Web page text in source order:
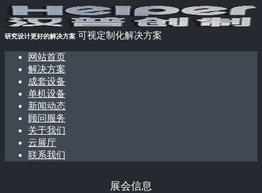
研究设计更好的解决方案 可视定制化解决方案
网站首页
解决方案
成套设备
单机设备
新闻动态
顾问服务
关于我们
云展厅
联系我们
展会信息